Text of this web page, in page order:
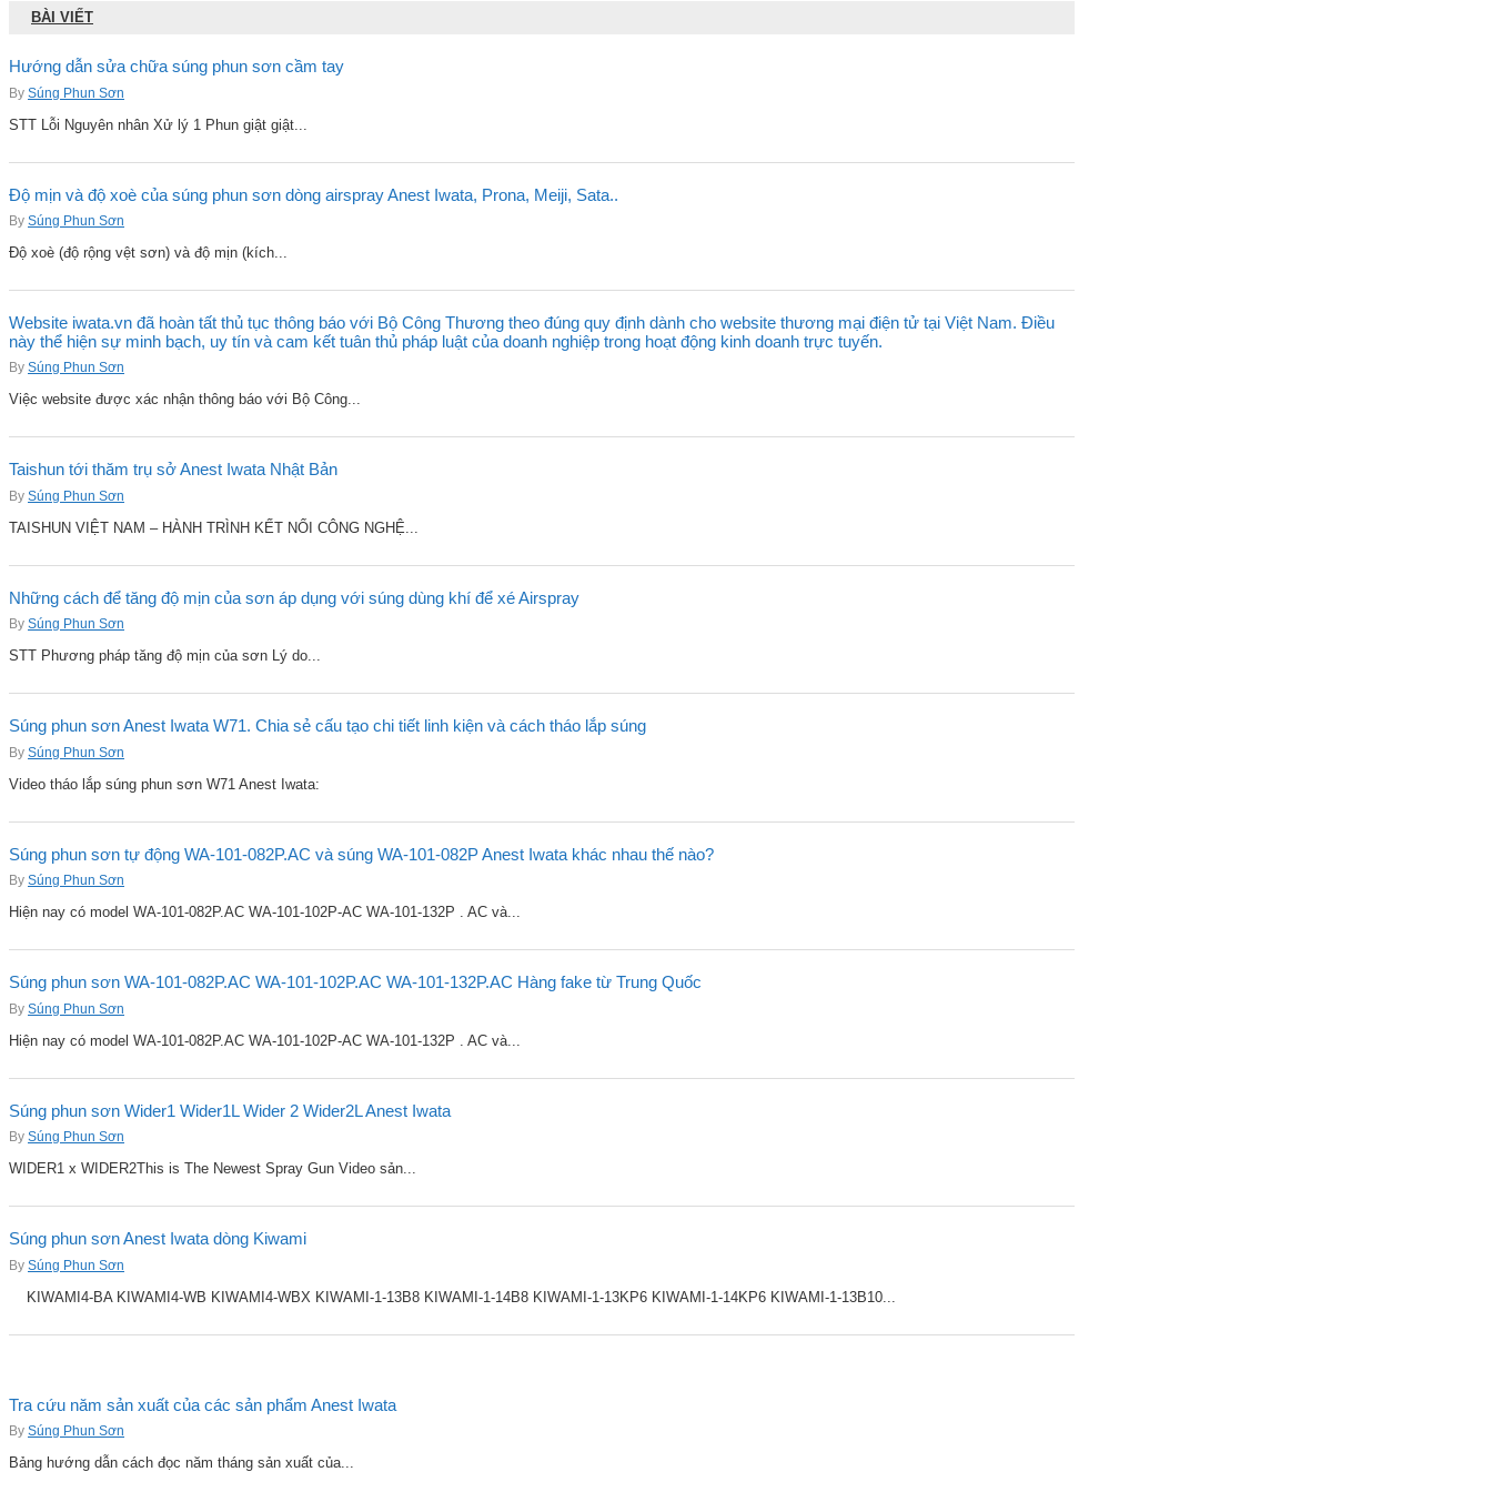
BÀI VIẾT
Hướng dẫn sửa chữa súng phun sơn cầm tay
By Súng Phun Sơn
STT Lỗi Nguyên nhân Xử lý 1 Phun giật giật...
Độ mịn và độ xoè của súng phun sơn dòng airspray Anest Iwata, Prona, Meiji, Sata..
By Súng Phun Sơn
Độ xoè (độ rộng vệt sơn) và độ mịn (kích...
Website iwata.vn đã hoàn tất thủ tục thông báo với Bộ Công Thương theo đúng quy định dành cho website thương mại điện tử tại Việt Nam. Điều
này thể hiện sự minh bạch, uy tín và cam kết tuân thủ pháp luật của doanh nghiệp trong hoạt động kinh doanh trực tuyến.
By Súng Phun Sơn
Việc website được xác nhận thông báo với Bộ Công...
Taishun tới thăm trụ sở Anest Iwata Nhật Bản
By Súng Phun Sơn
TAISHUN VIỆT NAM – HÀNH TRÌNH KẾT NỐI CÔNG NGHỆ...
Những cách để tăng độ mịn của sơn áp dụng với súng dùng khí để xé Airspray
By Súng Phun Sơn
STT Phương pháp tăng độ mịn của sơn Lý do...
Súng phun sơn Anest Iwata W71. Chia sẻ cấu tạo chi tiết linh kiện và cách tháo lắp súng
By Súng Phun Sơn
Video tháo lắp súng phun sơn W71 Anest Iwata:
Súng phun sơn tự động WA-101-082P.AC và súng WA-101-082P Anest Iwata khác nhau thế nào?
By Súng Phun Sơn
Hiện nay có model WA-101-082P.AC WA-101-102P-AC WA-101-132P . AC và...
Súng phun sơn WA-101-082P.AC WA-101-102P.AC WA-101-132P.AC Hàng fake từ Trung Quốc
By Súng Phun Sơn
Hiện nay có model WA-101-082P.AC WA-101-102P-AC WA-101-132P . AC và...
Súng phun sơn Wider1 Wider1L Wider 2 Wider2L Anest Iwata
By Súng Phun Sơn
WIDER1 x WIDER2This is The Newest Spray Gun Video sản...
Súng phun sơn Anest Iwata dòng Kiwami
By Súng Phun Sơn
KIWAMI4-BA KIWAMI4-WB KIWAMI4-WBX KIWAMI-1-13B8 KIWAMI-1-14B8 KIWAMI-1-13KP6 KIWAMI-1-14KP6 KIWAMI-1-13B10...
Tra cứu năm sản xuất của các sản phẩm Anest Iwata
By Súng Phun Sơn
Bảng hướng dẫn cách đọc năm tháng sản xuất của...